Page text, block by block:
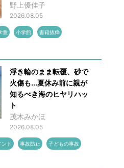
野上優佳子
2026.08.05
童 小学館 書籍抜粋
浮き輪のまま転覆、砂で
火傷も...夏休み前に親が
知るべき海のヒヤリハッ
ト
茂木みかほ
2026.08.05
ント 事故防止 子どもの事故